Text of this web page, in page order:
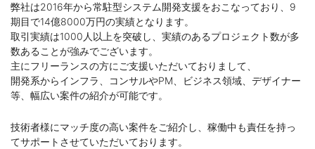
弊社は2016年から常駐型システム開発支援をおこなっており、9
期目で14億8000万円の実績となります。
取引実績は1000人以上を突破し、実績のあるプロジェクト数が多
数あることが強みでございます。
主にフリーランスの方にご支援いただいておりまして、
開発系からインフラ、コンサルやPM、ビジネス領域、デザイナー
等、幅広い案件の紹介が可能です。
技術者様にマッチ度の高い案件をご紹介し、稼働中も責任を持っ
てサポートさせていただいております。